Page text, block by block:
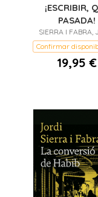
¡ESCRIBIR,
PASADA!
SIERRA I FABRA,
Confirmar
19,95 €